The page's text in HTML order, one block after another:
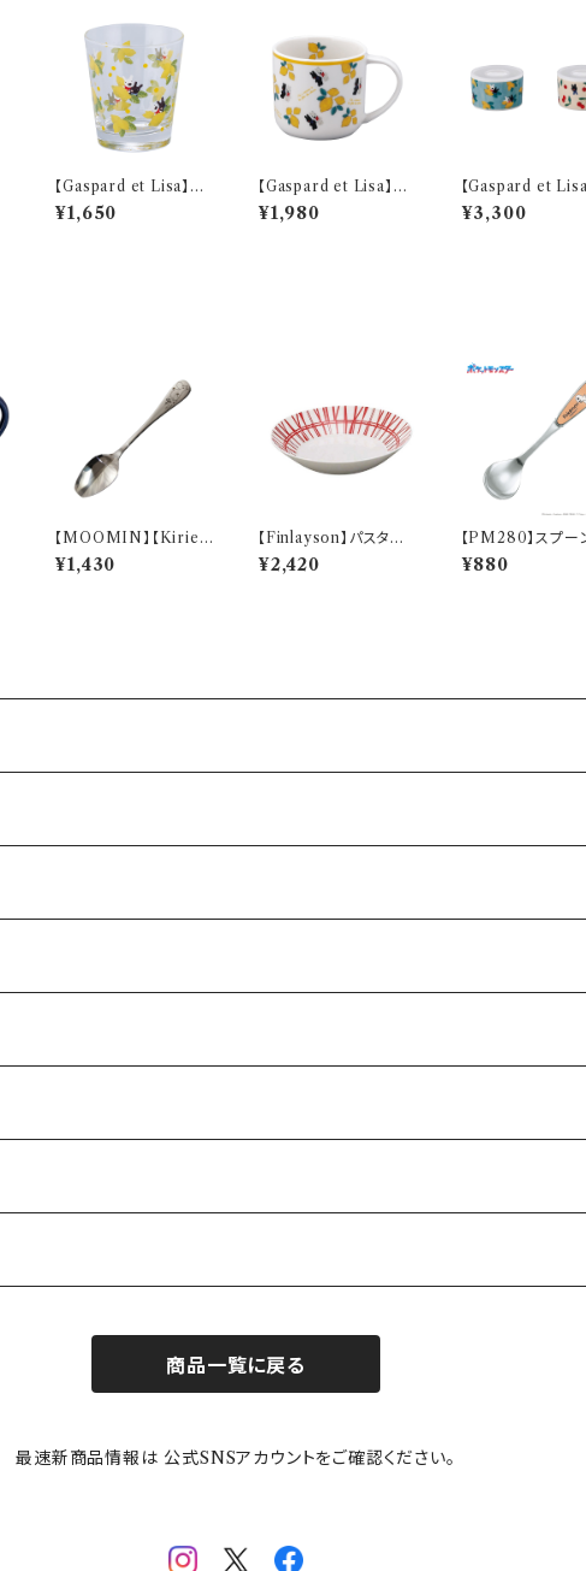
【Gaspard et Lisa】ガ
ラスタンブラー(シトロ
ン)【LG170】 LG173-8
¥1,650
【Gaspard et Lisa】マ
グ(シトロン)【LG170】
LG173-11
¥1,980
【Gaspard et Lisa
アレンジセット【
0】 LG170-82-2
¥3,300
【MOOMIN】【Kirie
(キリエ)】すくいやすいス
プーン（ムーミン）【MM
¥1,430
【Finlayson】パスタプ
レート（レッド）【コロナ】
¥2,420
【PM280】スプー
トカゲ)【Daily
PM282-850
¥880
商品一覧に戻る
最速新商品情報は 公式SNSアカウントをご確認ください。